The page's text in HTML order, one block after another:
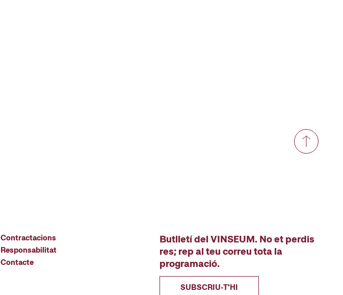
Contractacions
Responsabilitat
Contacte
Butlletí del VINSEUM. No et perdis
res; rep al teu correu tota la
programació.
SUBSCRIU-T'HI